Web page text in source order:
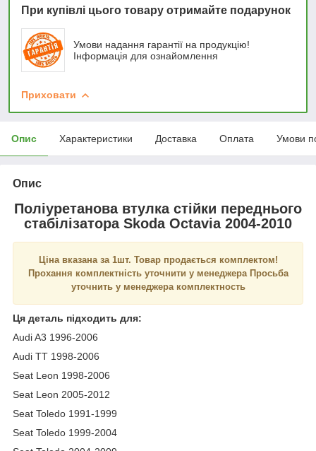
При купівлі цього товару отримайте подарунок
Умови надання гарантії на продукцію!
Інформація для ознайомлення
Приховати
Опис Характеристики Доставка Оплата Умови
Опис
Поліуретанова втулка стійки переднього
стабілізатора Skoda Octavia 2004-2010
Ціна вказана за 1шт. Товар продається комплектом!
Прохання комплектність уточнити у менеджера Просьба
уточнить у менеджера комплектность
Ця деталь підходить для:
Audi A3 1996-2006
Audi TT 1998-2006
Seat Leon 1998-2006
Seat Leon 2005-2012
Seat Toledo 1991-1999
Seat Toledo 1999-2004